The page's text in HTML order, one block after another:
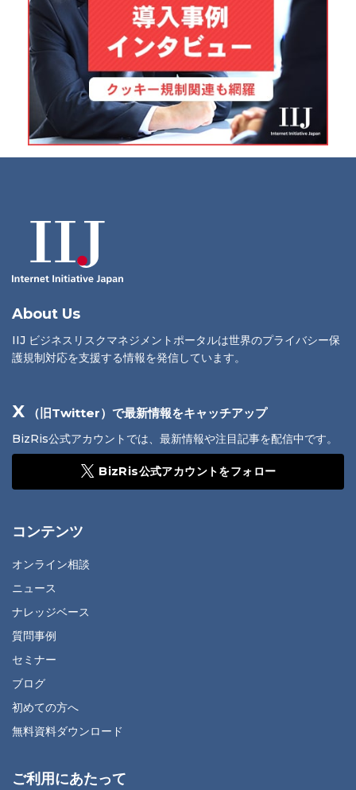
About Us
IIJ ビジネスリスクマネジメントポータルは世界のプライバシー保
護規制対応を支援する情報を発信しています。
X （旧Twitter）で最新情報をキャッチアップ
BizRis公式アカウントでは、最新情報や注目記事を配信中です。
BizRis公式アカウントをフォロー
コンテンツ
オンライン相談
ニュース
ナレッジベース
質問事例
セミナー
ブログ
初めての方へ
無料資料ダウンロード
ご利用にあたって